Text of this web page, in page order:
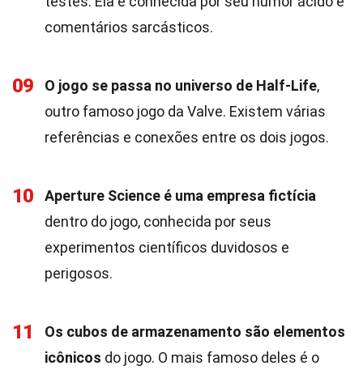
comentários sarcásticos.
09 O jogo se passa no universo de Half-Life,
outro famoso jogo da Valve. Existem várias
referências e conexões entre os dois jogos.
10
Aperture Science é uma empresa fictícia
dentro do jogo, conhecida por seus
experimentos científicos duvidosos e
perigosos.
11
Os cubos de armazenamento são elementos
icônicos do jogo. O mais famoso deles é o